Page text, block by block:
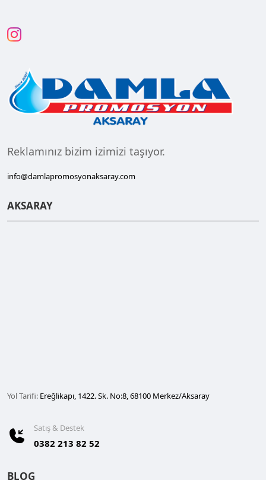
Reklamınız bizim izimizi taşıyor.
info@damlapromosyonaksaray.com
AKSARAY
Yol Tarifi: Ereğlikapı, 1422. Sk. No:8, 68100 Merkez/Aksaray
Satış & Destek
0382 213 82 52
BLOG